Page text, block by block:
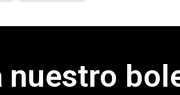
nuestro